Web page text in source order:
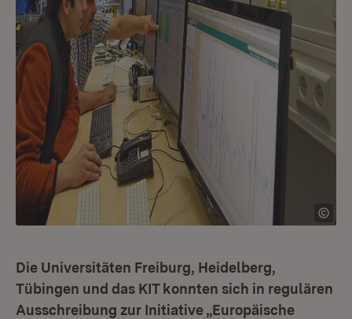
Die Universitäten Freiburg, Heidelberg,
Tübingen und das KIT konnten sich in regulären
Ausschreibung zur Initiative „Europäische